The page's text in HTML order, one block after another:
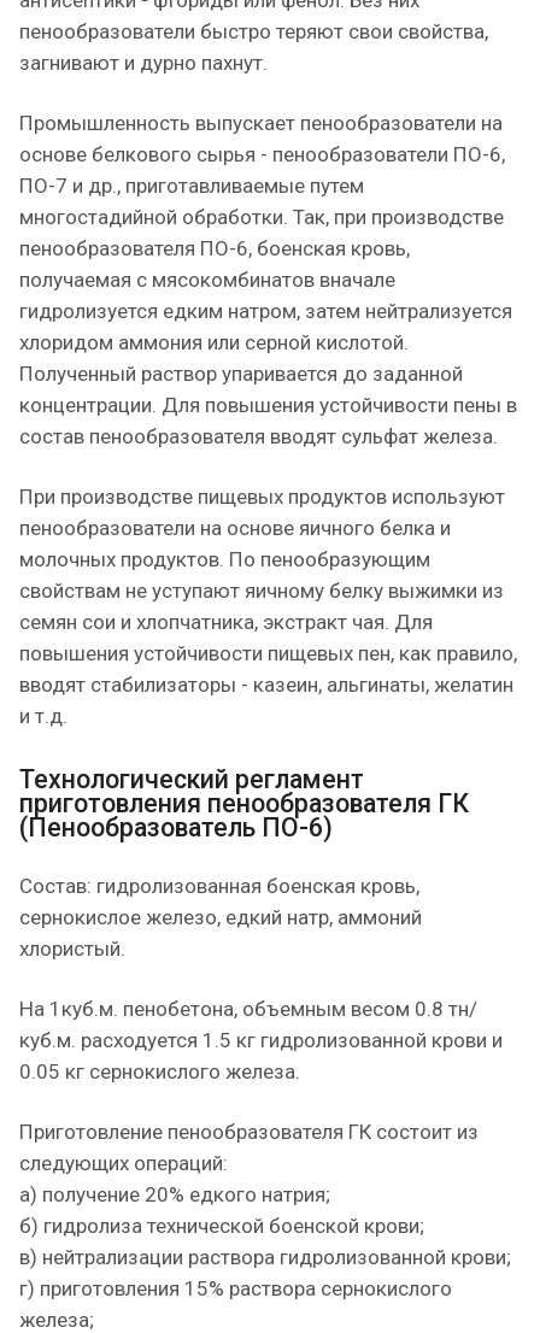
пенообразователи быстро теряют свои свойства,
загнивают и дурно пахнут.
Промышленность выпускает пенообразователи на
основе белкового сырья - пенообразователи ПО-6,
ПО-7 и др., приготавливаемые путем
многостадийной обработки. Так, при производстве
пенообразователя ПО-6, боенская кровь,
получаемая с мясокомбинатов вначале
гидролизуется едким натром, затем нейтрализуется
хлоридом аммония или серной кислотой.
Полученный раствор упаривается до заданной
концентрации. Для повышения устойчивости пены в
состав пенообразователя вводят сульфат железа.
При производстве пищевых продуктов используют
пенообразователи на основе яичного белка и
молочных продуктов. По пенообразующим
свойствам не уступают яичному белку выжимки из
семян сои и хлопчатника, экстракт чая. Для
повышения устойчивости пищевых пен, как правило,
вводят стабилизаторы - казеин, альгинаты, желатин
и т.д.
Технологический регламент
приготовления пенообразователя ГК
(Пенообразователь ПО-6)
Состав: гидролизованная боенская кровь,
сернокислое железо, едкий натр, аммоний
хлористый.
На 1куб.м. пенобетона, объемным весом 0.8 тн/
куб.м. расходуется 1.5 кг гидролизованной крови и
0.05 кг сернокислого железа.
Приготовление пенообразователя ГК состоит из
следующих операций:
а) получение 20% едкого натрия;
б) гидролиза технической боенской крови;
в) нейтрализации раствора гидролизованной крови;
г) приготовления 15% раствора сернокислого
железа;